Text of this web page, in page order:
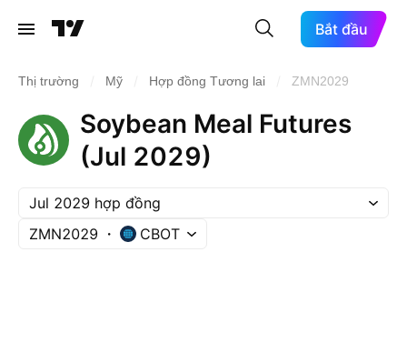
Bắt đầu
Thị trường Mỹ Hợp đồng Tương lai ZMN2029
Soybean Meal Futures
(Jul 2029)
Jul 2029 hợp đồng
ZMN2029
CBOT